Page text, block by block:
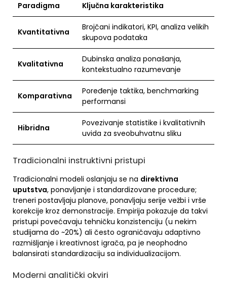
Paradigma Ključna karakteristika
Kvantitativna
Brojčani indikatori, KPI, analiza velikih
skupova podataka
Kvalitativna
Dubinska analiza ponašanja,
kontekstualno razumevanje
Komparativna
Poređenje taktika, benchmarking
performansi
Hibridna
Povezivanje statistike i kvalitativnih
uvida za sveobuhvatnu sliku
Tradicionalni instruktivni pristupi
Tradicionalni modeli oslanjaju se na direktivna
uputstva, ponavljanje i standardizovane procedure;
treneri postavljaju planove, ponavljaju serije vežbi i vrše
korekcije kroz demonstracije. Empirija pokazuje da takvi
pristupi povećavaju tehničku konzistenciju (u nekim
studijama do ~20%) ali često ograničavaju adaptivno
razmišljanje i kreativnost igrača, pa je neophodno
balansirati standardizaciju sa individualizacijom.
Moderni analitički okviri